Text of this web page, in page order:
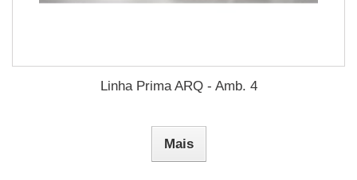
Linha Prima ARQ - Amb. 4
Mais